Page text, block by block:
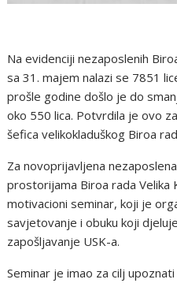
Na evidenciji nezaposlenih
sa 31. majem nalazi se 7851
prošle godine došlo je do
oko 550 lica. Potvrdila je ovo
šefica velikokladuškog Biroa
Za novoprijavljena
prostorijama Biroa rada Velika
motivacioni seminar, koji je
savjetovanje i obuku koji
zapošljavanje USK-a.
Seminar je imao za cilj